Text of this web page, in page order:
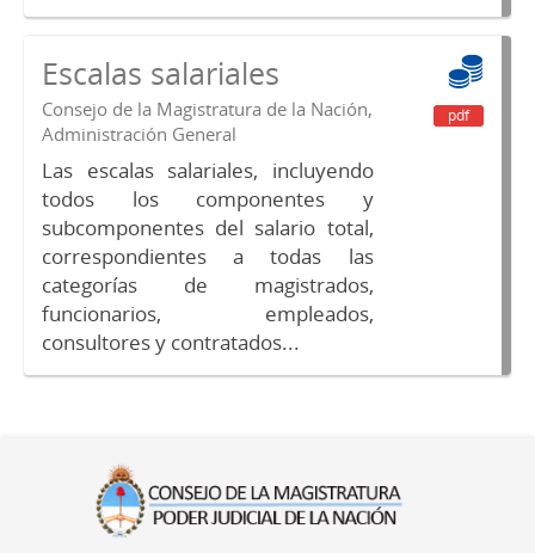
Escalas salariales
Consejo de la Magistratura de la Nación,
Administración General
Las escalas salariales, incluyendo
todos los componentes y
subcomponentes del salario total,
correspondientes a todas las
categorías de magistrados,
funcionarios, empleados,
consultores y contratados...
pdf